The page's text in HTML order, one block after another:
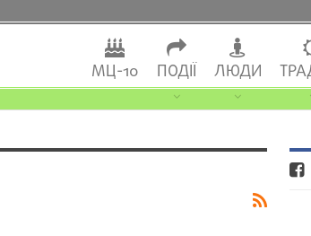
МЦ-10 ПОДІЇ ЛЮДИ